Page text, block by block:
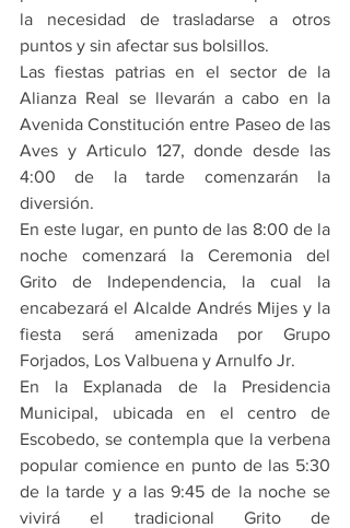
la necesidad de trasladarse a otros
puntos y sin afectar sus bolsillos.
Las fiestas patrias en el sector de la
Alianza Real se llevarán a cabo en la
Avenida Constitución entre Paseo de las
Aves y Articulo 127, donde desde las
4:00 de la tarde comenzarán la
diversión.
En este lugar, en punto de las 8:00 de la
noche comenzará la Ceremonia del
Grito de Independencia, la cual la
encabezará el Alcalde Andrés Mijes y la
fiesta será amenizada por Grupo
Forjados, Los Valbuena y Arnulfo Jr.
En la Explanada de la Presidencia
Municipal, ubicada en el centro de
Escobedo, se contempla que la verbena
popular comience en punto de las 5:30
de la tarde y a las 9:45 de la noche se
vivirá el tradicional Grito de